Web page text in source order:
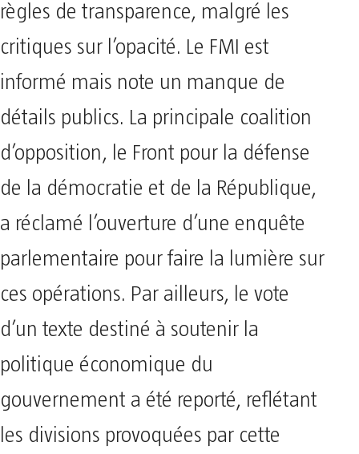
règles de transparence, malgré les
critiques sur l’opacité. Le FMI est
informé mais note un manque de
détails publics. La principale coalition
d’opposition, le Front pour la défense
de la démocratie et de la République,
a réclamé l’ouverture d’une enquête
parlementaire pour faire la lumière sur
ces opérations. Par ailleurs, le vote
d’un texte destiné à soutenir la
politique économique du
gouvernement a été reporté, reflétant
les divisions provoquées par cette